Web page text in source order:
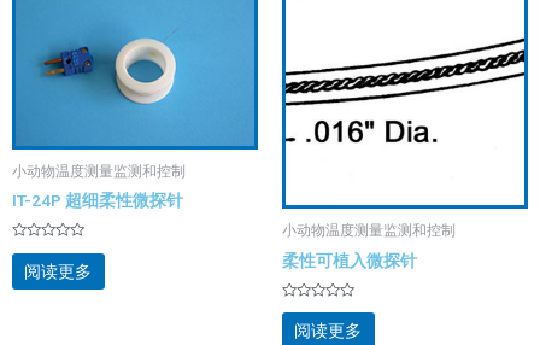
小动物温度测量监测和控制
IT-24P 超细柔性微探针
评
分
&sol;
阅读更多
小动物温度测量监测和控制
柔性可植入微探针
评
分阅读更多